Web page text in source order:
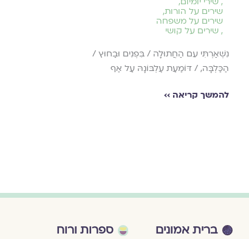
שירים על הורות,
שירים על משפחה
, שירים על קושי
נִשְׁאַרְתִּי עִם הַחֲתוּלָה / בִּפְנִים וּבַחוּץ /
הַכַּלְבָּה, / דּוֺמַעַת עֶלְבּוֺנָהּ עַל אַף
להמשך קריאה ››
ברית אמונים ספרות ורוח